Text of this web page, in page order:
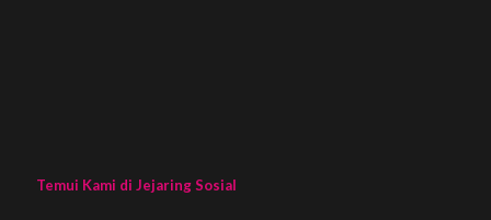
Temui Kami di Jejaring Sosial